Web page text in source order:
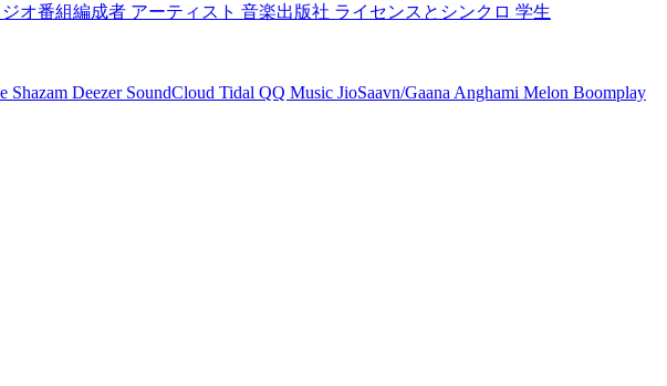
ジオ番組編成者 アーティスト 音楽出版社 ライセンスとシンクロ 学生
Shazam Deezer SoundCloud Tidal QQ Music JioSaavn/Gaana Anghami Melon Boomplay